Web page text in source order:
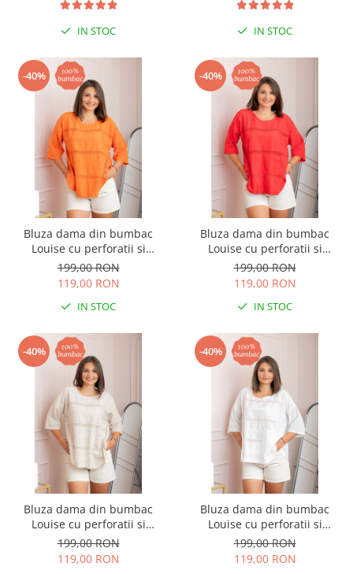
IN STOC IN STOC
-40%
Bluza dama din bumbac
Louise cu perforatii si
buzunar - Orange
199,00 RON
119,00 RON
IN STOC
-40%
Bluza dama din bumbac
Louise cu perforatii si
buzunar - Rosu
199,00 RON
119,00 RON
IN STOC
-40%
Bluza dama din bumbac
Louise cu perforatii si
buzunar - Ecru
199,00 RON
119,00 RON
-40%
Bluza dama din bumbac
Louise cu perforatii si
buzunar - Alb
199,00 RON
119,00 RON